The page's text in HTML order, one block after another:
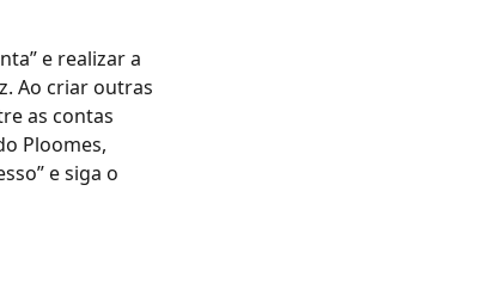
e realizar a
Ao criar outras
as contas
Ploomes,
e siga o